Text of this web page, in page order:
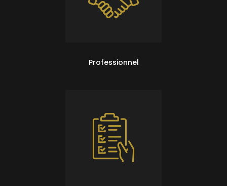
Professionnel